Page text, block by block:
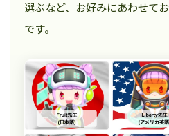
選ぶなど、お好みにあわせて
です。